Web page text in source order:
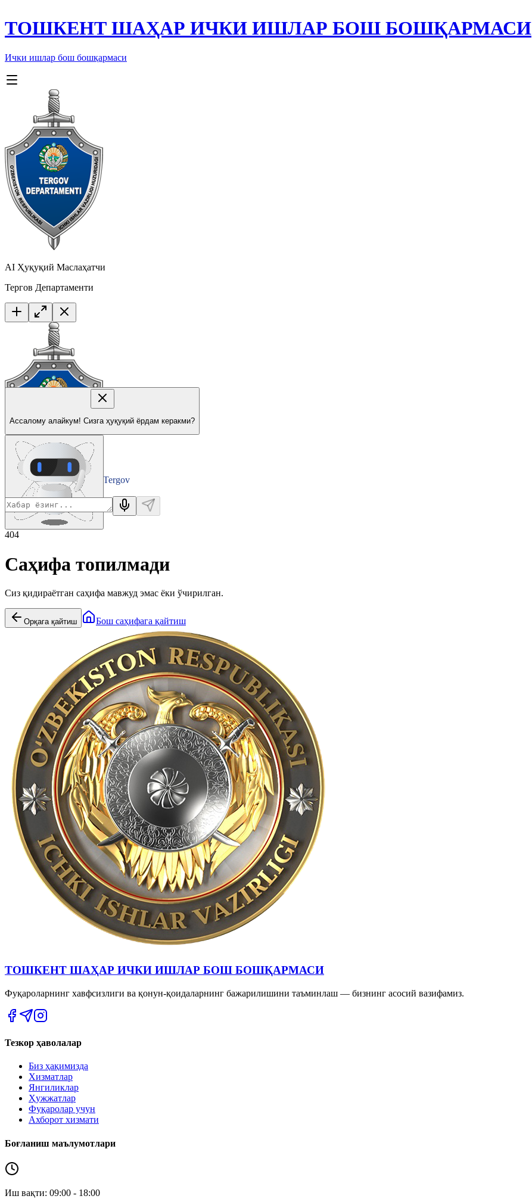
ТОШКЕНТ ШАҲАР ИЧКИ ИШЛАР БОШ БОШҚАРМАСИ
Ички ишлар бош бошқармаси
AI Ҳуқуқий Маслаҳатчи
Тергов Департаменти
Tergov
Departamenti
Ассалому алайкум! Сизга ҳуқуқий ёрдам керакми?
404
Саҳифа топилмади
Сиз қидираётган саҳифа мавжуд эмас ёки ўчирилган.
Орқага қайтиш Бош саҳифага қайтиш
ТОШКЕНТ ШАҲАР ИЧКИ ИШЛАР БОШ БОШҚАРМАСИ
Фуқароларнинг хавфсизлиги ва қонун-қоидаларнинг бажарилишини таъминлаш — бизнинг асосий вазифамиз.
Тезкор ҳаволалар
Биз ҳақимизда
Хизматлар
Янгиликлар
Ҳужжатлар
Фуқаролар учун
Ахборот хизмати
Боғланиш маълумотлари
Иш вақти: 09:00 - 18:00